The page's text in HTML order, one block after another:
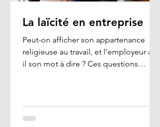
La laïcité en entreprise
Peut-on afficher son appartenance
religieuse au travail, et l’employeur a-t-
il son mot à dire ? Ces questions